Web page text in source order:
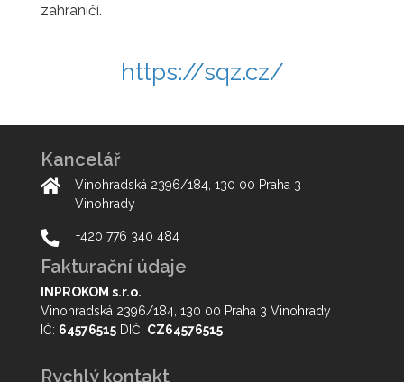
zahraničí.
https://sqz.cz/
Kancelář
Vinohradská 2396/184, 130 00 Praha 3
Vinohrady
+420 776 340 484
Fakturační údaje
INPROKOM s.r.o.
Vinohradská 2396/184, 130 00 Praha 3 Vinohrady
IČ: 64576515 DIČ: CZ64576515
Rychlý kontakt